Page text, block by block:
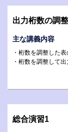
出力桁数の調整
主な講義内容
桁数を調整した表
桁数を調整して
総合演習1